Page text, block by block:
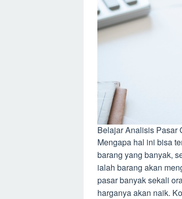
Belajar Analisis Pasar
Mengapa hal ini bisa
barang yang banyak,
ialah barang akan
pasar banyak sekali
harganya akan naik.